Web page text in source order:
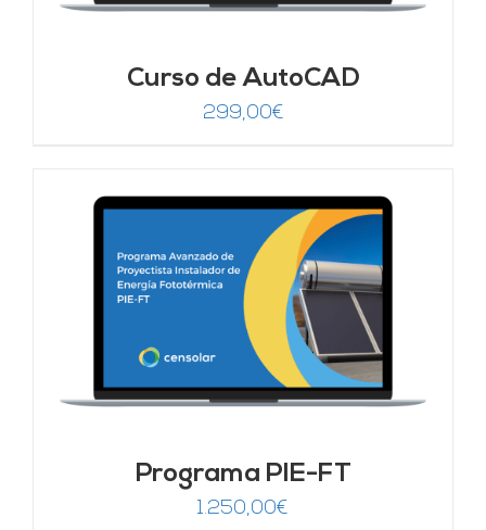
Curso de AutoCAD
299,00€
Programa PIE-FT
1.250,00€